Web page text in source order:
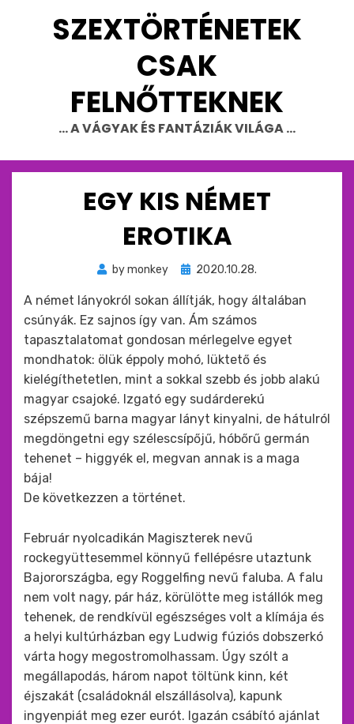
SZEXTÖRTÉNETEK
CSAK
FELNŐTTEKNEK
… A VÁGYAK ÉS FANTÁZIÁK VILÁGA …
EGY KIS NÉMET
EROTIKA
bymonkey
Beküldve
:
2020.10.28.
A német lányokról sokan állítják, hogy általában
csúnyák. Ez sajnos így van. Ám számos
tapasztalatomat gondosan mérlegelve egyet
mondhatok: ölük éppoly mohó, lüktető és
kielégíthetetlen, mint a sokkal szebb és jobb alakú
magyar csajoké. Izgató egy sudárderekú
szépszemű barna magyar lányt kinyalni, de hátulról
megdöngetni egy szélescsípőjű, hóbőrű germán
tehenet – higgyék el, megvan annak is a maga
bája!
De következzen a történet.
Február nyolcadikán Magiszterek nevű
rockegyüttesemmel könnyű fellépésre utaztunk
Bajorországba, egy Roggelfing nevű faluba. A falu
nem volt nagy, pár ház, körülötte meg istállók meg
tehenek, de rendkívül egészséges volt a klímája és
a helyi kultúrházban egy Ludwig fúziós dobszerkó
várta hogy megostromolhassam. Úgy szólt a
megállapodás, három napot töltünk kinn, két
éjszakát (családoknál elszállásolva), kapunk
ingyenpiát meg ezer eurót. Igazán csábító ajánlat